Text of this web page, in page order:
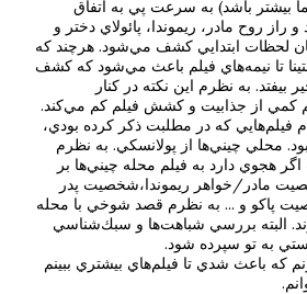
بيشتر باشد) به سرعت پي به اتفاق
راز روح مادر، ريموندا، پائولاي دختر و
لحظات ابتدايي كشف مي‌شود. هرچند كه
تا نيمه‌هاي فيلم باعث مي‌شود كه كشف
بيفتد. به نظرم اين نكته در كنار
كمي از جذابيت و كشش فيلم كم مي‌كند.
فيلم‌هايي كه در مطلبت ذكر كرده بودي،
محلي چيني‌ها از پولانسكي. به نظرم
هجوي دارد به فيلم محله چيني‌ها بر
مادر/خواهر ريموندا،‌شخصيت پدر
پاكو و ... به نظرم قصد شوخي با محله
البته بررسي شباهت‌ها و سبك‌شناسي
به تو سپرده شود.
كه باعث شدي تا فيلم‌هاي بيشتري ببينم